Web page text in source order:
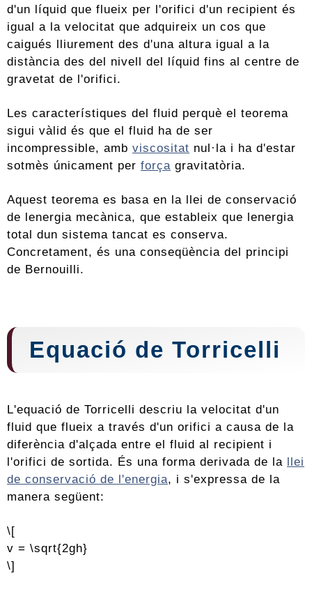
d'un líquid que flueix per l'orifici d'un recipient és
igual a la velocitat que adquireix un cos que
caigués lliurement des d'una altura igual a la
distància des del nivell del líquid fins al centre de
gravetat de l'orifici.
Les característiques del fluid perquè el teorema
sigui vàlid és que el fluid ha de ser
incompressible, amb viscositat nul·la i ha d'estar
sotmès únicament per força gravitatòria.
Aquest teorema es basa en la llei de conservació
de lenergia mecànica, que estableix que lenergia
total dun sistema tancat es conserva.
Concretament, és una conseqüència del principi
de Bernouilli.
Equació de Torricelli
L'equació de Torricelli descriu la velocitat d'un
fluid que flueix a través d'un orifici a causa de la
diferència d'alçada entre el fluid al recipient i
l'orifici de sortida. És una forma derivada de la llei
de conservació de l'energia, i s'expressa de la
manera següent:
\[
v = \sqrt{2gh}
\]